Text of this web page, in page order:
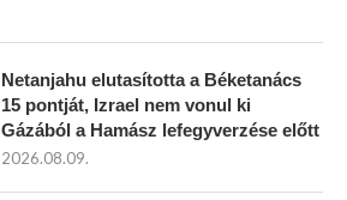
Netanjahu elutasította a Béketanács
15 pontját, Izrael nem vonul ki
Gázából a Hamász lefegyverzése előtt
2026.08.09.